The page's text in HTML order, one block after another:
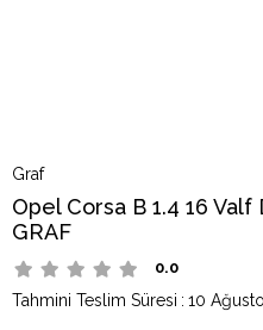
Graf
Opel Corsa B 1.4 16 Valf
GRAF
0.0
Tahmini Teslim Süresi : 10